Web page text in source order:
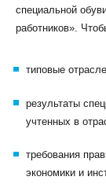
специальной
работников».
типовые
результаты
учтенных в
требования
экономики и